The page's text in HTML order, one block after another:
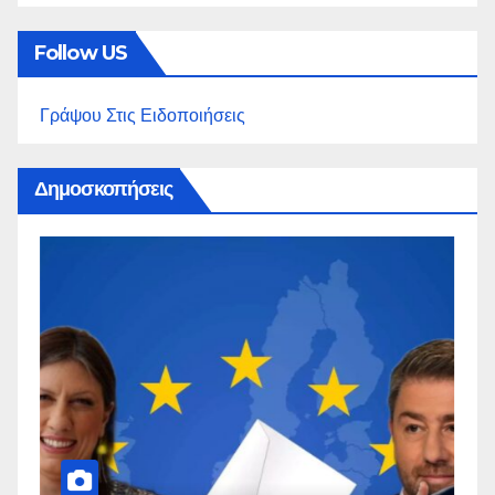
Follow US
Γράψου Στις Ειδοποιήσεις
Δημοσκοπήσεις